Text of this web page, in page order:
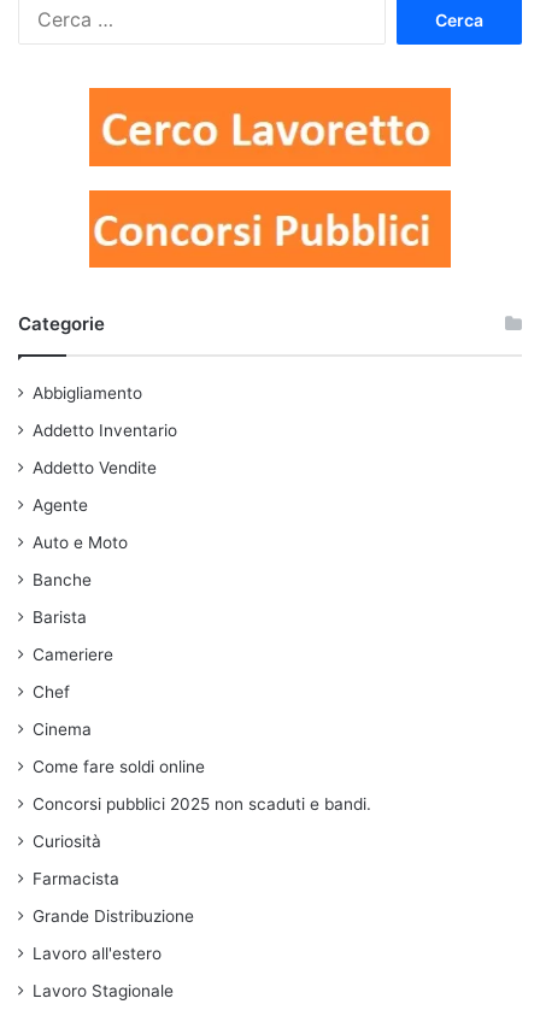
Categorie
Abbigliamento
Addetto Inventario
Addetto Vendite
Agente
Auto e Moto
Banche
Barista
Cameriere
Chef
Cinema
Come fare soldi online
Concorsi pubblici 2025 non scaduti e bandi.
Curiosità
Farmacista
Grande Distribuzione
Lavoro all'estero
Lavoro Stagionale